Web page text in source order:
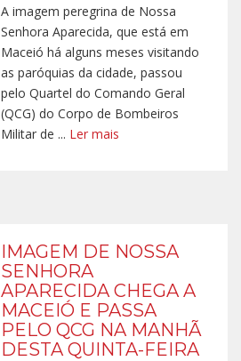
A imagem peregrina de Nossa
Senhora Aparecida, que está em
Maceió há alguns meses visitando
as paróquias da cidade, passou
pelo Quartel do Comando Geral
(QCG) do Corpo de Bombeiros
Militar de ... Ler mais
IMAGEM DE NOSSA
SENHORA
APARECIDA CHEGA A
MACEIÓ E PASSA
PELO QCG NA MANHÃ
DESTA QUINTA-FEIRA